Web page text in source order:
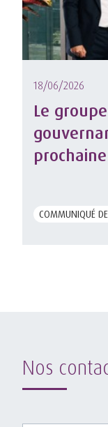
18/06/2026
Le
COMMUNIQUÉ
Nos